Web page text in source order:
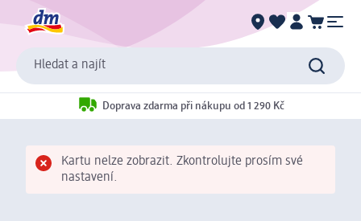
Hledat a najít
Doprava zdarma při nákupu od 1 290 Kč
Kartu nelze zobrazit. Zkontrolujte prosím své
nastavení.